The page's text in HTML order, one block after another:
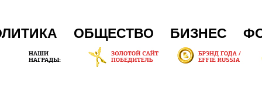
ОБЩЕСТВО БИЗНЕС